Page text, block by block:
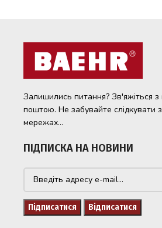
Залишились питання? Зв'яжіться
поштою. Не забувайте слідкувати
мережах...
ПІДПИСКА НА НОВИНИ